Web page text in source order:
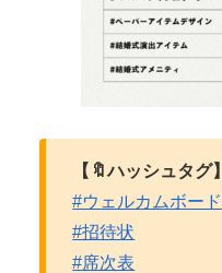
【🔖ハッシュタグ】
#ウェルカムボード
#招待状
#席次表